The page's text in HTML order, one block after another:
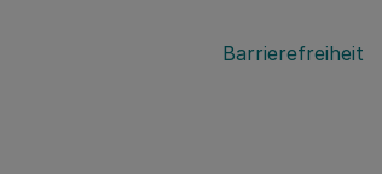
Barrierefreiheit